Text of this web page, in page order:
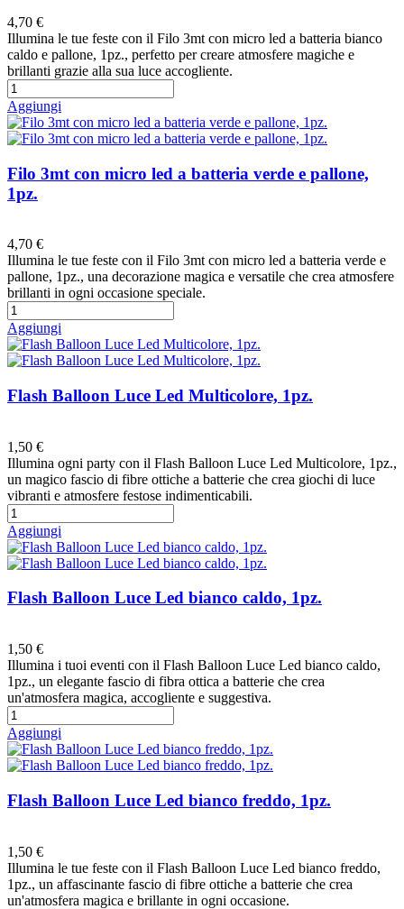
4,70 €
Illumina le tue feste con il Filo 3mt con micro led a batteria bianco
caldo e pallone, 1pz., perfetto per creare atmosfere magiche e
brillanti grazie alla sua luce accogliente.
Aggiungi
Filo 3mt con micro led a batteria verde e pallone,
1pz.
4,70 €
Illumina le tue feste con il Filo 3mt con micro led a batteria verde e
pallone, 1pz., una decorazione magica e versatile che crea atmosfere
brillanti in ogni occasione speciale.
Aggiungi
Flash Balloon Luce Led Multicolore, 1pz.
1,50 €
Illumina ogni party con il Flash Balloon Luce Led Multicolore, 1pz.,
un magico fascio di fibre ottiche a batterie che crea giochi di luce
vibranti e atmosfere festose indimenticabili.
Aggiungi
Flash Balloon Luce Led bianco caldo, 1pz.
1,50 €
Illumina i tuoi eventi con il Flash Balloon Luce Led bianco caldo,
1pz., un elegante fascio di fibra ottica a batterie che crea
un'atmosfera magica, accogliente e suggestiva.
Aggiungi
Flash Balloon Luce Led bianco freddo, 1pz.
1,50 €
Illumina le tue feste con il Flash Balloon Luce Led bianco freddo,
1pz., un affascinante fascio di fibre ottiche a batterie che crea
un'atmosfera magica e brillante in ogni occasione.